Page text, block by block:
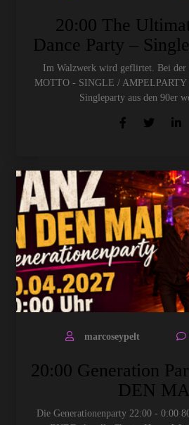
20:00 The
Dance Party –
Im Walzwerk wird geflirtet. Bei der
MOTTO - SINGLE / AMPELPARTY
Singleparty aus den 90er
marcoseypelt
20:00 Generation
DEN
Die Generationenparty 22:00 - 0:00